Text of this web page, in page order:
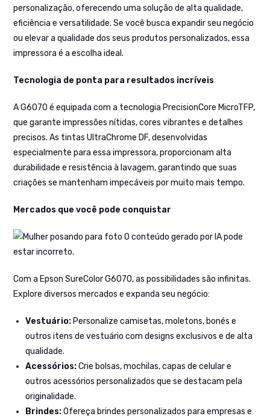
personalização, oferecendo uma solução de alta qualidade,
eficiência e versatilidade. Se você busca expandir seu negócio
ou elevar a qualidade dos seus produtos personalizados, essa
impressora é a escolha ideal.
Tecnologia de ponta para resultados incríveis
A G6070 é equipada com a tecnologia PrecisionCore MicroTFP,
que garante impressões nítidas, cores vibrantes e detalhes
precisos. As tintas UltraChrome DF, desenvolvidas
especialmente para essa impressora, proporcionam alta
durabilidade e resistência à lavagem, garantindo que suas
criações se mantenham impecáveis por muito mais tempo.
Mercados que você pode conquistar
Com a Epson SureColor G6070, as possibilidades são infinitas.
Explore diversos mercados e expanda seu negócio:
Vestuário: Personalize camisetas, moletons, bonés e
outros itens de vestuário com designs exclusivos e de alta
qualidade.
Acessórios:Crie bolsas, mochilas, capas de celular e
outros acessórios personalizados que se destacam pela
originalidade.
Brindes:Ofereça brindes personalizados para empresas e